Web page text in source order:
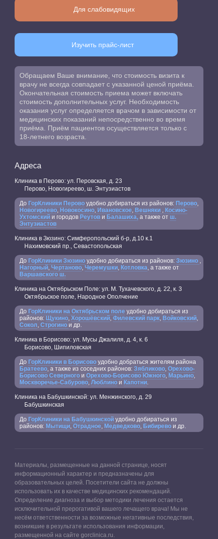
Для слабовидящих
Изучить прайс-лист
Обращаем Ваше внимание, что стоимость визита к
врачу не всегда совпадает с указанной ценой приёма.
Окончательная стоимость приема может включать
стоимость дополнительных услуг. Необходимость
оказания услуг определяется врачом в зависимости от
медицинских показаний непосредственно во время
приёма. Приём пациентов осуществляется только с
18-летнего возраста.
Адреса
Клиника в Перово: ул. Перовская, д. 23
Перово, Новогиреево, ш. Энтузиастов
До ГорКлиники Перово удобно добираться из районов: Перово
Новогиреево Новокосино Ивановское Вешняки
Косино-
Ухтомский и городов Реутов и Балашиха, а также от ш.
Энтузиастов
Клиника в Зюзино: Симферопольский б-р, д.10 к.1
Нахимовский пр., Севастопольская
До ГорКлиники Зюзино удобно добираться из районов: Зюзино
Нагорный Чертаново Черемушки Котловка , а также от
Варшавского ш.
Клиника на Октябрьском Поле: ул. М. Тухачевского, д. 22, к. 3
Октябрьское поле, Народное Ополчение
До ГорКлиники на Октябрьском поле удобно добираться из
районов: Щукино Хорошёвский Филевский парк Войковский
Сокол Строгино и др.
Клиника в Борисово: ул. Мусы Джалиля, д. 4, к. 6
Борисово, Шипиловская
До ГорКлиники в Борисово удобно добраться жителям района
Братеево , а также из соседних районов: Зябликово Орехово-
Борисово Северного и Орехово-Борисово Южного Марьино
Москворечье-Сабурово Люблино и Капотни
Клиника на Бабушкинской: ул. Менжинского, д. 29
Бабушкинская
До ГорКлиники на Бабушкинской удобно добираться из
районов: Мытищи Отрадное Медведково Бибирево и др.
Материалы, размещенные на данной странице, носят
информационный характер и предназначены для
образовательных целей. Посетители сайта не должны
использовать их в качестве медицинских рекомендаций.
Определение диагноза и выбор методики лечения остается
исключительной прерогативой вашего лечащего врача! Мы не
несём ответственности за возможные негативные последствия,
возникшие в результате использования информации,
размещенной на сайте gorclinica.ru.